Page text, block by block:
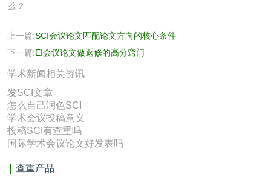
么？
上一篇:SCI会议论文匹配论文方向的核心条件
下一篇:EI会议论文做返修的高分窍门
学术新闻相关资讯
发SCI文章
怎么自己润色SCI
学术会议投稿意义
投稿SCI有查重吗
国际学术会议论文好发表吗
查重产品